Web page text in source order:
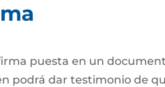
puesta en un
podrá dar testimonio de